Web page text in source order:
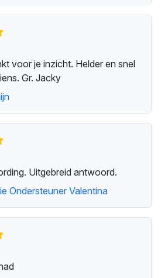
voor je inzicht. Helder en snel
Gr. Jacky
Uitgebreid antwoord.
Ondersteuner Valentina